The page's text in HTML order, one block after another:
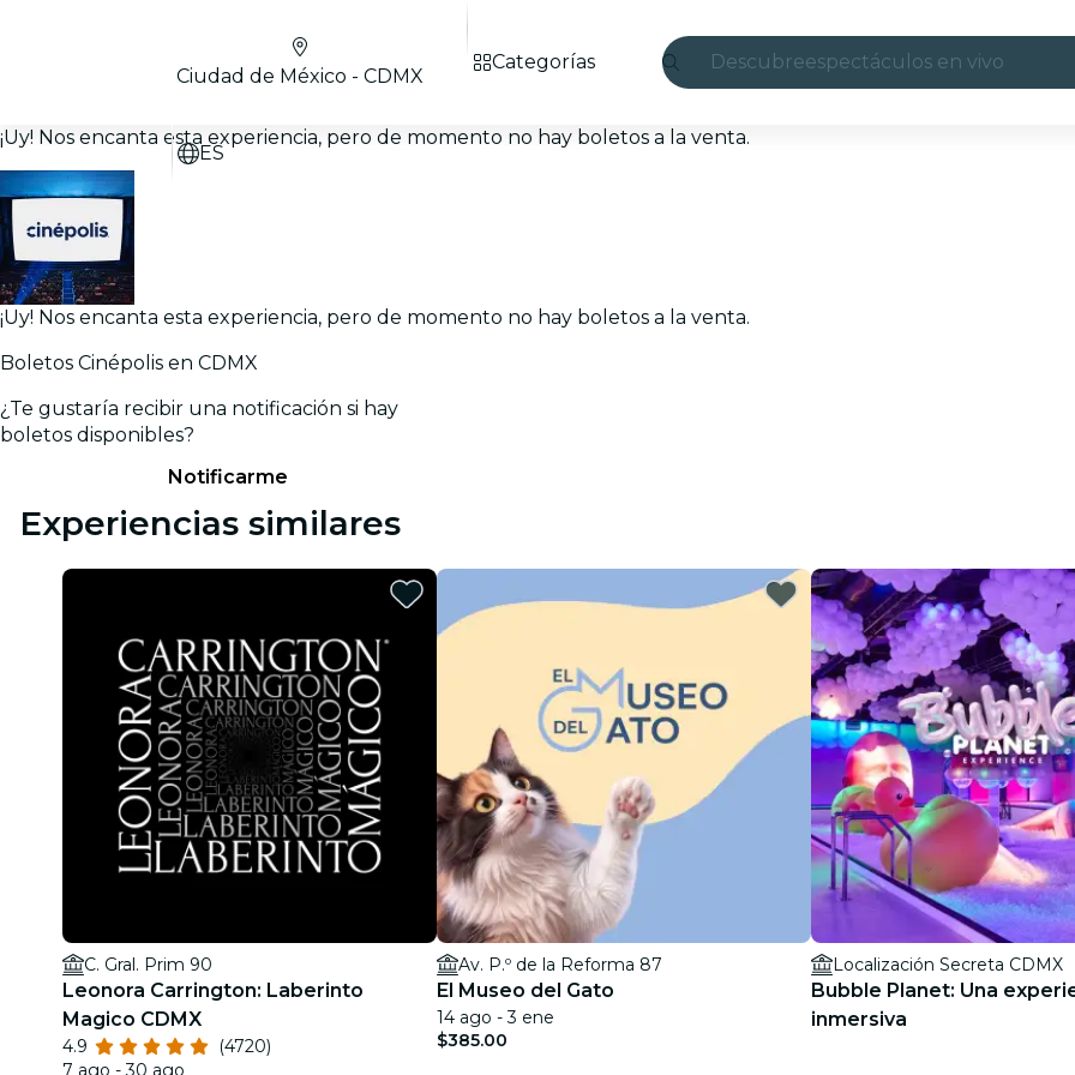
Descubreespectáculos en vivo
restaurantes
cine
Ciudad de México - CDMX
ES
Categorías
¡Uy! Nos encanta esta experiencia, pero de momento no hay boletos a la venta.
¡Uy! Nos encanta esta experiencia, pero de momento no hay boletos a la venta.
Boletos Cinépolis en CDMX
¿Te gustaría recibir una notificación si hay
boletos disponibles?
Notificarme
Experiencias similares
C. Gral. Prim 90
Leonora Carrington: Laberinto
Magico CDMX
4.9
(4720)
7 ago - 30 ago
Av. P.º de la Reforma 87
El Museo del Gato
14 ago - 3 ene
$385.00
Localización Secreta CDMX
Bubble Planet: Una
inmersiva